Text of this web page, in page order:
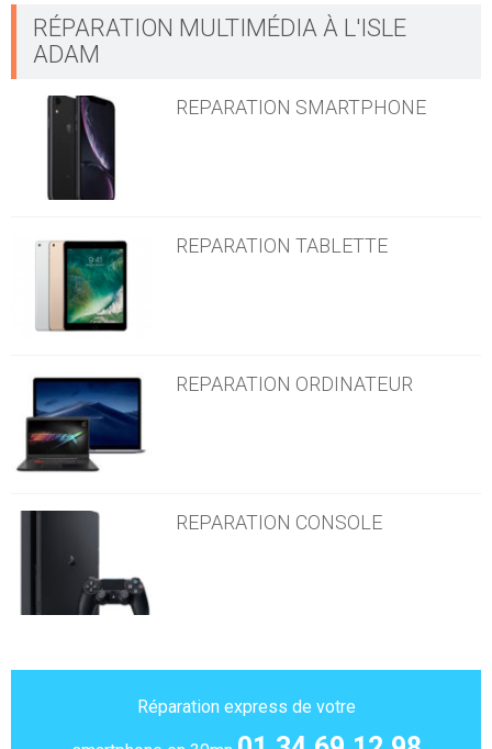
RÉPARATION MULTIMÉDIA À L'ISLE
ADAM
REPARATION SMARTPHONE
REPARATION TABLETTE
REPARATION ORDINATEUR
REPARATION CONSOLE
Réparation express de votre